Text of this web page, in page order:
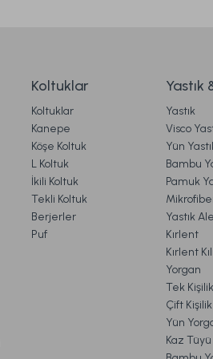
Gönder
İŞLEMLERİ
TL
Ücretsiz Kargo
Çift King Size - Beyaz
Tek Kişilik - Beyaz
Koltuklar
Koltuklar
Kanepe
Köşe Koltuk
L Koltuk
İkili Koltuk
Tekli Koltuk
Berjerler
Puf
Yastık
Yastık
Visco
Yün
Bambu
Pamuk
Yastık
Kırlent
Kırlent
Yorgan
Tek
Çift
Yün
Kaz